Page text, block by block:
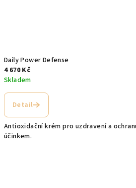
Daily Power Defense
4 670 Kč
Skladem
hodnocení
produktu
je
4,5
z
Detail
Antioxidační krém pro uzdravení a
účinkem.